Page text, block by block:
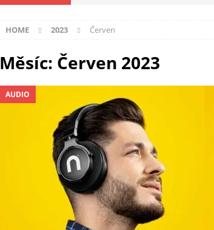
[ 14-05-2025 ]
kanceláře i domácnosti
C5100 a 6100
[ 09-05-2025 ] Domácí pec na pizzu
OSTATNÍ
[ 06-05-2025 ] Blockchain a růst
SOFTWARE
HOME 2023 Červen
Měsíc: Červen 2023
AUDIO